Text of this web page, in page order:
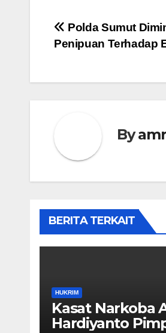
Navigasi
pos
Polda Sumut
Penipuan Terhadap
By
BERITA TERKAIT
HUKRIM
Kasat Narkoba
Hardiyanto